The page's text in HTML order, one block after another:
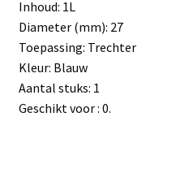
Inhoud: 1L
Diameter (mm): 27
Toepassing: Trechter
Kleur: Blauw
Aantal stuks: 1
Geschikt voor : 0.